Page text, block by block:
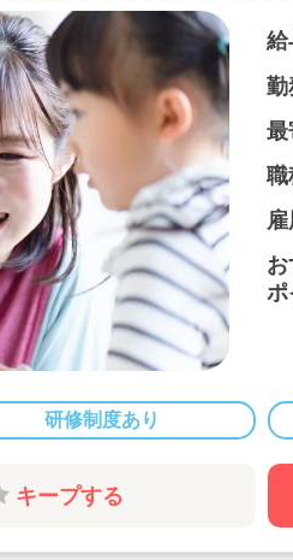
給
勤
最
職
ポ
研修制度あり
キープする